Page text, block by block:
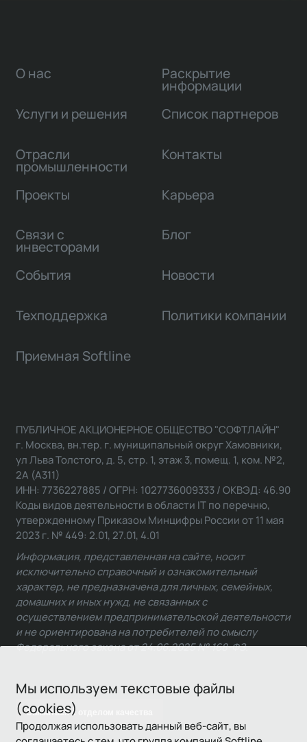
Мы используем текстовые файлы
(cookies)
Продолжая использовать данный веб-сайт, вы
О нас
Услуги и решения
Отрасли
промышленности
Проекты
Связи с
инвесторами
Раскрытие
информации
Список партнеров
Контакты
Карьера
Блог
События Новости
Техподдержка Политики компании
Приемная Softline
Связаться с отделом качества
ПУБЛИЧНОЕ АКЦИОНЕРНОЕ ОБЩЕСТВО "СОФТЛАЙН"
г. Москва, вн.тер. г. муниципальный округ Хамовники,
ул Льва Толстого, д. 5, стр. 1, этаж 3, помещ. 1, ком. №2,
2А (А311)
ИНН: 7736227885 / ОГРН: 1027736009333 / ОКВЭД: 46.90
Коды видов деятельности в области IT по перечню,
утвержденному Приказом Минцифры России от 11 мая
2023 г. № 449: 2.01, 27.01, 4.01
Информация, представленная на сайте, носит
исключительно справочный и ознакомительный
характер, не предназначена для личных, семейных,
домашних и иных нужд, не связанных с
осуществлением предпринимательской деятельности
и не ориентирована на потребителей по смыслу
Федерального закона от 24.06.2025 № 168-ФЗ.